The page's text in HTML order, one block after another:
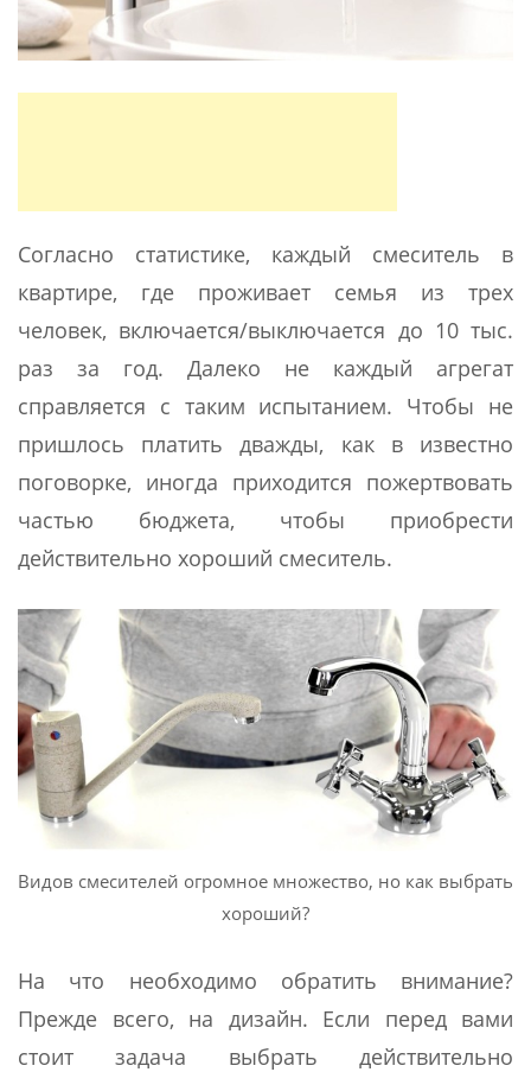
Согласно статистике, каждый смеситель в
квартире, где проживает семья из трех
человек, включается/выключается до 10 тыс.
раз за год. Далеко не каждый агрегат
справляется с таким испытанием. Чтобы не
пришлось платить дважды, как в известно
поговорке, иногда приходится пожертвовать
частью бюджета, чтобы приобрести
действительно хороший смеситель.
Видов смесителей огромное множество, но как выбрать
хороший?
На что необходимо обратить внимание?
Прежде всего, на дизайн. Если перед вами
стоит задача выбрать действительно